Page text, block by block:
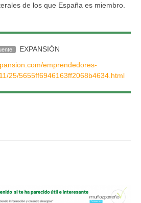
de los que España es miembro.
EXPANSIÓN
emprendedores-
25/5655ff6946163ff2068b4634.html